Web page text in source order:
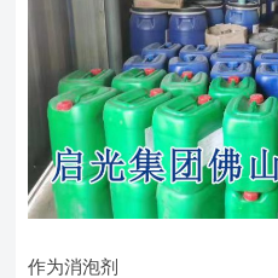
作为消泡剂